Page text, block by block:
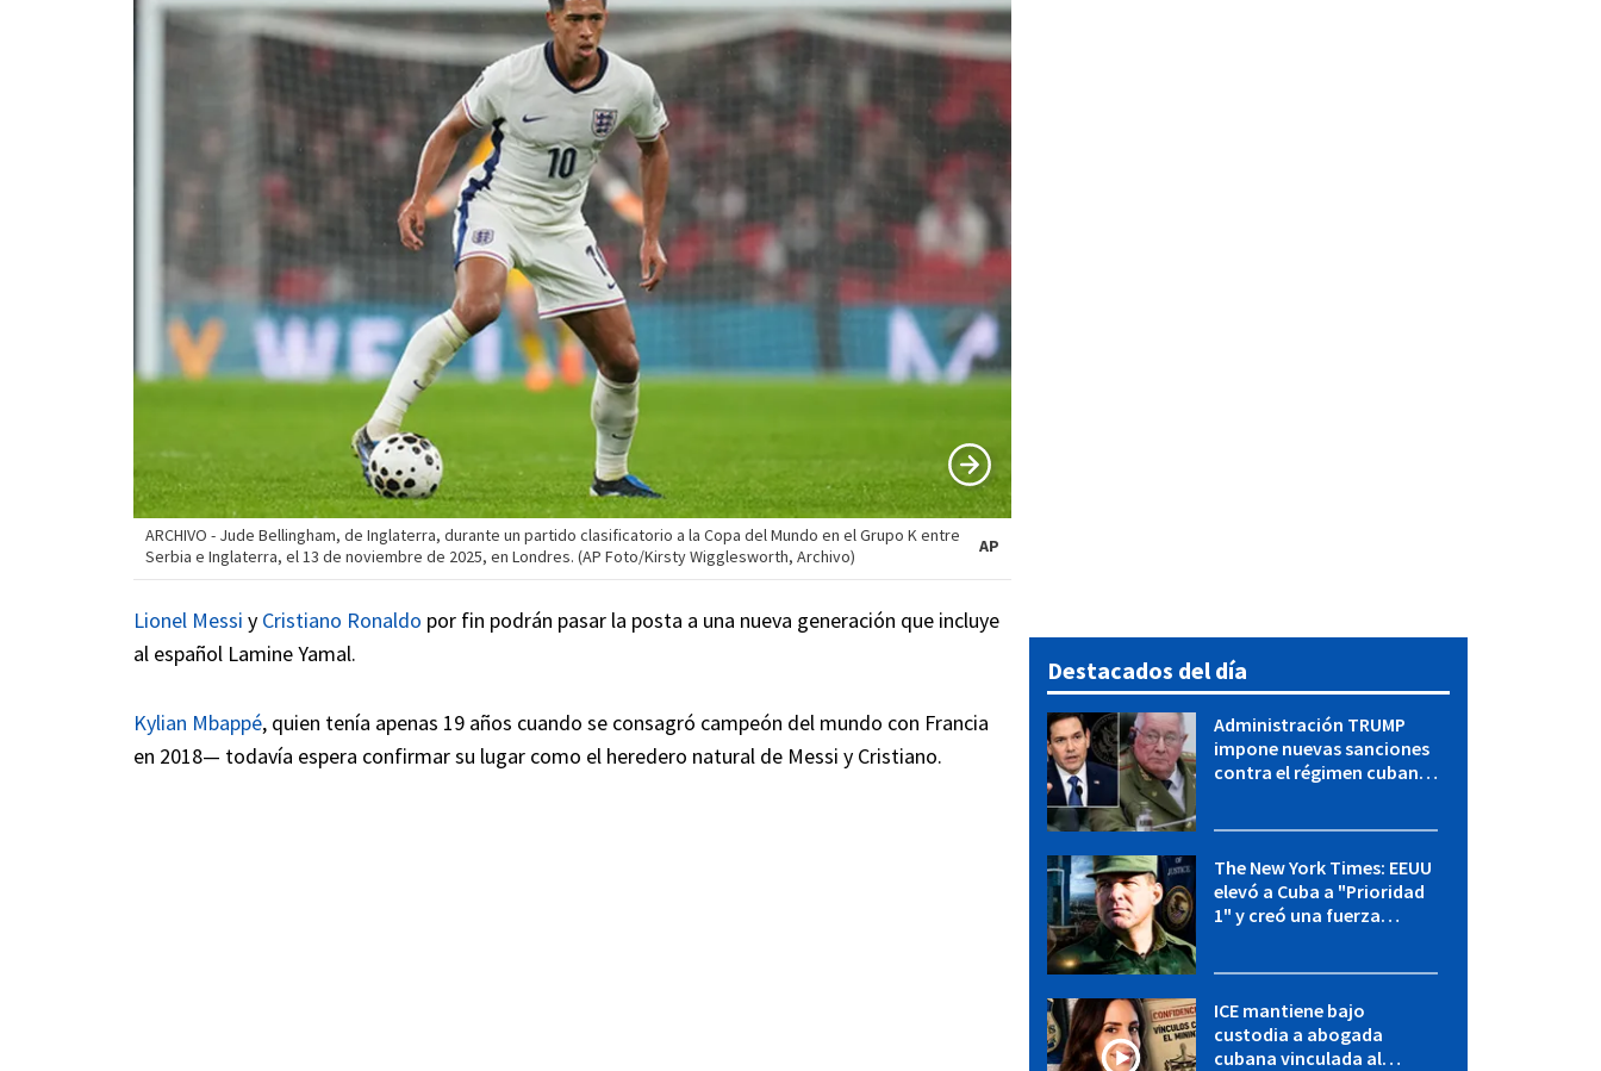
ARCHIVO - Jude Bellingham, de Inglaterra, durante un partido clasificatorio a la Copa del Mundo en el Grupo K entre
Serbia e Inglaterra, el 13 de noviembre de 2025, en Londres. (AP Foto/Kirsty Wigglesworth, Archivo)
AP
Lionel Messi y Cristiano Ronaldo por fin podrán pasar la posta a una nueva generación que incluye
al español Lamine Yamal.
Kylian Mbappé, quien tenía apenas 19 años cuando se consagró campeón del mundo con Francia
en 2018— todavía espera confirmar su lugar como el heredero natural de Messi y Cristiano.
Destacados del día
Administración TRUMP
impone nuevas sanciones
contra el régimen cubano:
The New York Times: EEUU
elevó a Cuba a "Prioridad
1" y creó una fuerza
ICE mantiene bajo
custodia a abogada
cubana vinculada al